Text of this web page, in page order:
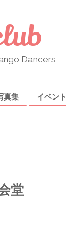
Dancers
真集 イベント
堂